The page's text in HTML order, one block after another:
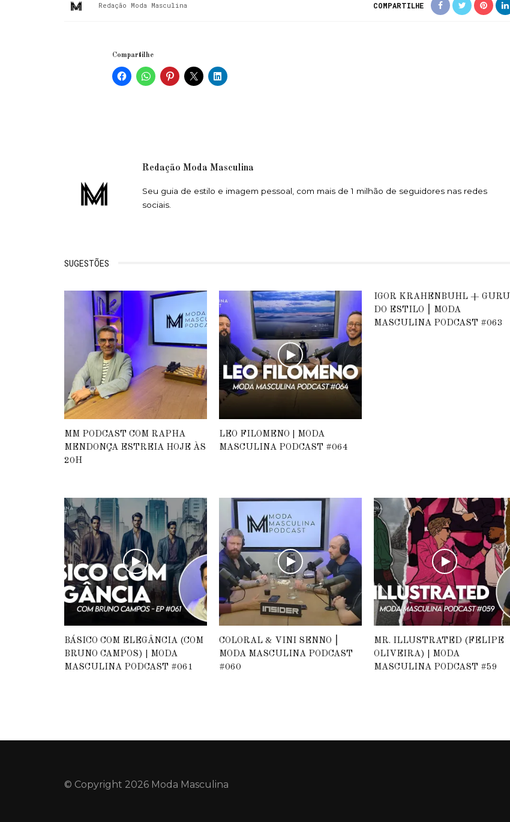
Redação Moda Masculina COMPARTILHE
Compartilhe
Redação Moda Masculina
Seu guia de estilo e imagem pessoal, com mais de 1 milhão de seguidores nas redes
sociais.
SUGESTÕES
MM PODCAST COM RAPHA
MENDONÇA ESTREIA HOJE ÀS
20H
LEO FILOMENO | MODA
MASCULINA PODCAST #064
IGOR KRAHENBUHL + GURU
DO ESTILO ⎮ MODA
MASCULINA PODCAST #063
BÁSICO COM ELEGÂNCIA (COM
BRUNO CAMPOS) | MODA
MASCULINA PODCAST #061
COLORAL & VINI SENNO ⎮
MODA MASCULINA PODCAST
#060
MR. ILLUSTRATED (FELIPE
OLIVEIRA) | MODA
MASCULINA PODCAST #59
© Copyright 2026 Moda Masculina